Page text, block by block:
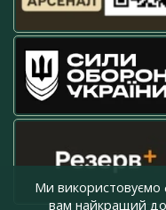
Ми використовуємо
вам найкращий